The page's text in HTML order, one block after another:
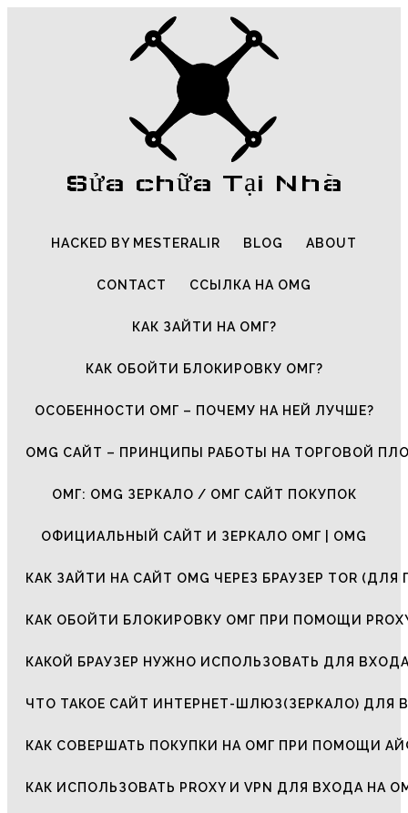
Sửa chữa Tại Nhà
HACKED BY MESTERALIR BLOG ABOUT
CONTACT ССЫЛКА НА OMG
КАК ЗАЙТИ НА ОМГ?
КАК ОБОЙТИ БЛОКИРОВКУ ОМГ?
ОСОБЕННОСТИ ОМГ – ПОЧЕМУ НА НЕЙ ЛУЧШЕ?
OMG САЙТ – ПРИНЦИПЫ РАБОТЫ НА ТОРГОВОЙ
ОМГ: OMG ЗЕРКАЛО / ОМГ САЙТ ПОКУПОК
ОФИЦИАЛЬНЫЙ САЙТ И ЗЕРКАЛО ОМГ | OMG
КАК ЗАЙТИ НА САЙТ OMG ЧЕРЕЗ БРАУЗЕР TOR (ДЛЯ
КАК ОБОЙТИ БЛОКИРОВКУ ОМГ ПРИ ПОМОЩИ
КАКОЙ БРАУЗЕР НУЖНО ИСПОЛЬЗОВАТЬ ДЛЯ
ЧТО ТАКОЕ САЙТ ИНТЕРНЕТ-ШЛЮЗ(ЗЕРКАЛО) ДЛЯ
КАК СОВЕРШАТЬ ПОКУПКИ НА ОМГ ПРИ ПОМОЩИ
КАК ИСПОЛЬЗОВАТЬ PROXY И VPN ДЛЯ ВХОДА НА